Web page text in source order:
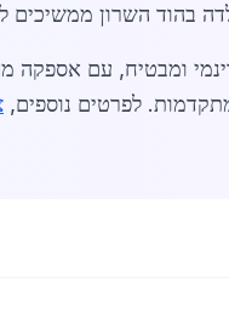
בהוד השרון
ומבטיח, עם אספקה
לפרטים נוספים,